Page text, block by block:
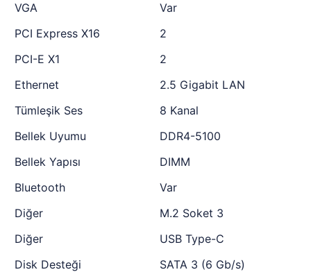
VGA
Var
PCI Express X16
2
PCI-E X1
2
Ethernet
2.5 Gigabit LAN
Tümleşik Ses
8 Kanal
Bellek Uyumu
DDR4-5100
Bellek Yapısı
DIMM
Bluetooth
Var
Diğer
M.2 Soket 3
Diğer
USB Type-C
Disk Desteği
SATA 3 (6 Gb/s)